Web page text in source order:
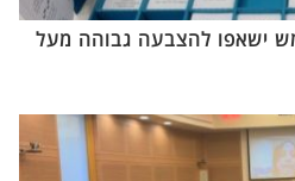
ישאפו להצבעה גבוהה מעל